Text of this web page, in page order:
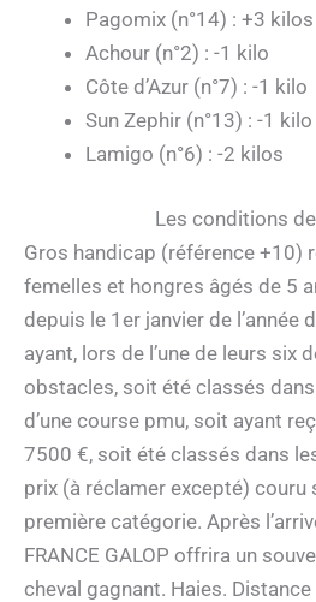
Pagomix (n°14) : +3 kilos
Achour (n°2) : -1 kilo
Côte d’Azur (n°7) : -1 kilo
Sun Zephir (n°13) : -1 kilo
Lamigo (n°6) : -2 kilos
Les conditions
Gros handicap (référence +10)
femelles et hongres âgés de 5
depuis le 1er janvier de l’année
ayant, lors de l’une de leurs six
obstacles, soit été classés
d’une course pmu, soit ayant
7500 €, soit été classés dans
prix (à réclamer excepté) couru
première catégorie. Après
FRANCE GALOP offrira un
cheval gagnant. Haies.